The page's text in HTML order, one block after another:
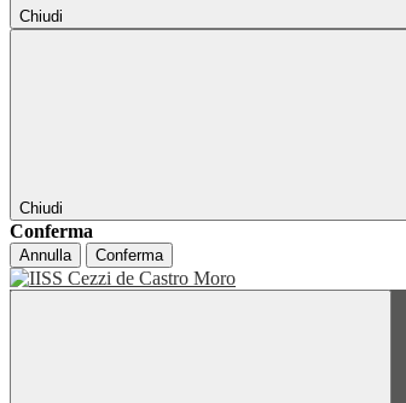
Chiudi
Chiudi
Conferma
Annulla Conferma